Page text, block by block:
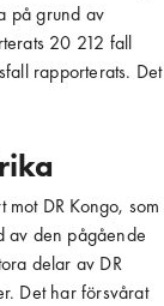
på grund av
20 212 fall
rapporterats. Det
DR Kongo, som
av den pågående
delar av DR
Det har försvårat